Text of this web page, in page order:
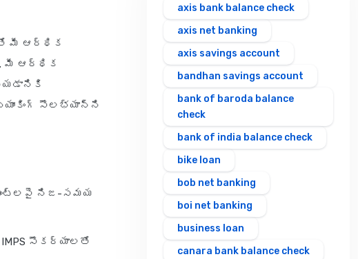
మీ ఆర్థిక
మీ ఆర్థిక
సౌలభ్యాన్ని
నిజ-సమయ
IMPS సౌకర్యాలతో
axis bank balance check
axis net banking
axis savings account
bandhan savings account
bank of baroda balance
check
bank of india balance check
bike loan
bob net banking
boi net banking
business loan
canara bank balance check